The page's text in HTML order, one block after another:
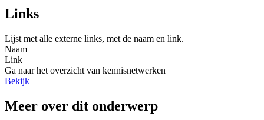
Links
Lijst met alle externe links, met de naam en link.
Naam
Link
Ga naar het overzicht van kennisnetwerken
Bekijk
Meer over dit onderwerp